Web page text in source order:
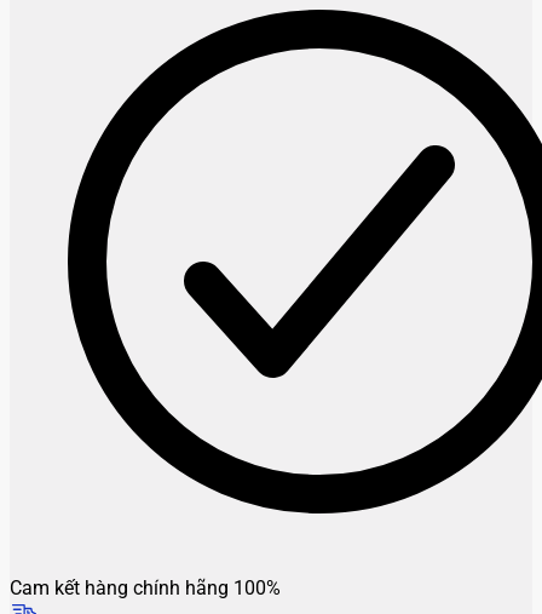
Cam kết hàng chính hãng 100%